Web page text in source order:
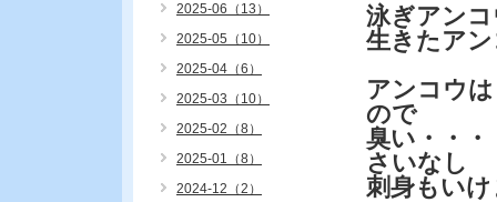
泳ぎアン
生きたア
アンコウ
ので
臭い・・
さいなし
刺身もい
2025-06（13）
2025-05（10）
2025-04（6）
2025-03（10）
2025-02（8）
2025-01（8）
2024-12（2）